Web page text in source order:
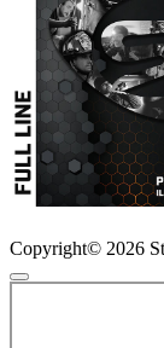
Copyright© 2026